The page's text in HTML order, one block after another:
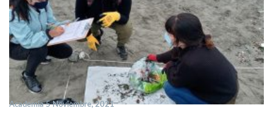
Academia 5 Noviembre, 2021